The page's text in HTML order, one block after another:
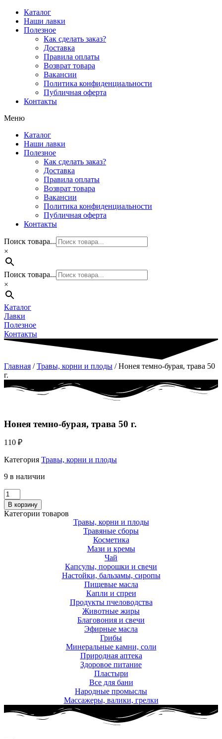
Перейти
содержимому
Каталог
Наши лавки
Полезное
Как сделать заказ?
Доставка
Правила оплаты
Возврат товара
Вакансии
Политика конфиденциальности
Публичная оферта
Контакты
Меню
Каталог
Наши лавки
Полезное
Как сделать заказ?
Доставка
Правила оплаты
Возврат товара
Вакансии
Политика конфиденциальности
Публичная оферта
Контакты
Поиск товара...
×
Поиск товара...
×
Каталог
Лавки
Полезное
Контакты
Главная /Травы, корни и плоды / Нонея темно-бурая, трава 50
г.
Нонея темно-бурая, трава 50 г.
110 ₽
Категория Травы, корни и плоды
9 в наличии
Количество
Нонея
темно-
В корзину
Категории товаров
Травы, корни и плоды
Травяные сборы
Косметика
Мази и кремы
Чай
Капсулы, порошки и свечи
Настойки, бальзамы, сиропы
Пищевые масла
Капли и спреи
Продукты пчеловодства
Животные жиры
Благовония и свечи
Эфирные масла
Грибы
Минеральные камни, соли
Природная аптека
Здоровое питание
Пластыри
Все для бани
Народные промыслы
Массажеры, валики, грелки​